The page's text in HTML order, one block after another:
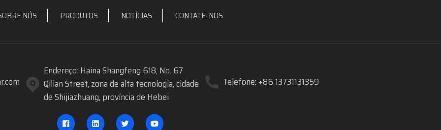
NÓS PRODUTOS NOTÍCIAS CONTATE-NOS
Endereço: Haina Shangfeng 618, No. 67
Qilian Street, zona de alta tecnologia, cidade
de Shijiazhuang, província de Hebei
Telefone: +86 13731131359